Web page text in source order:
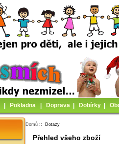
Pokladna Doprava Dobírky
Domů :: Dotazy
Přehled všeho zboží